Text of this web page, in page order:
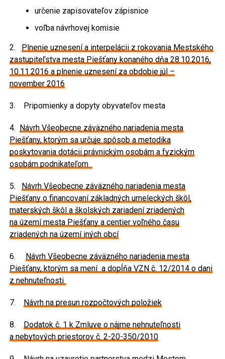
určenie zapisovateľov zápisnice
voľba návrhovej komisie
2.
Plnenie uznesení a interpelácii z rokovania Mestského
zastupiteľstva mesta Piešťany konaného dňa 28.10.2016,
10.11.2016 a plnenie uznesení za obdobie júl –
november 2016
3. Pripomienky a dopyty obyvateľov mesta
4.
Návrh Všeobecne záväzného nariadenia mesta
Piešťany, ktorým sa určuje spôsob a metodika
poskytovania dotácii právnickým osobám a fyzickým
osobám podnikateľom
5.
Návrh Všeobecne záväzného nariadenia mesta
Piešťany o financovaní základných umeleckých škôl,
materských škôl a školských zariadení zriadených
na území mesta Piešťany a centier voľného času
zriadených na území iných obcí
6.
Návrh Všeobecne záväzného nariadenia mesta
Piešťany, ktorým sa mení a dopĺňa VZN č. 12/2014 o dani
z nehnuteľnosti
7. Návrh na presun rozpočtových položiek
8.
Dodatok č. 1 k Zmluve o nájme nehnuteľnosti
a nebytových priestorov č. 2-20-350/2010